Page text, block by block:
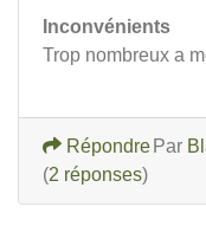
Inconvénients
Trop nombreux a
Par
Répondre
(2 réponses)